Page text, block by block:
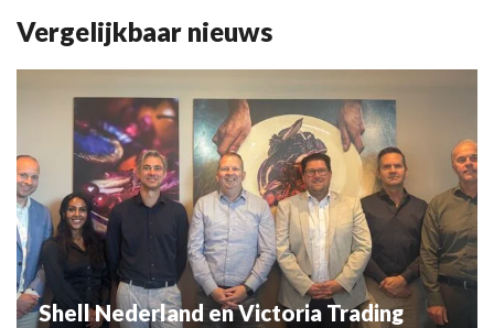
Vergelijkbaar nieuws
Shell Nederland en Victoria Trading